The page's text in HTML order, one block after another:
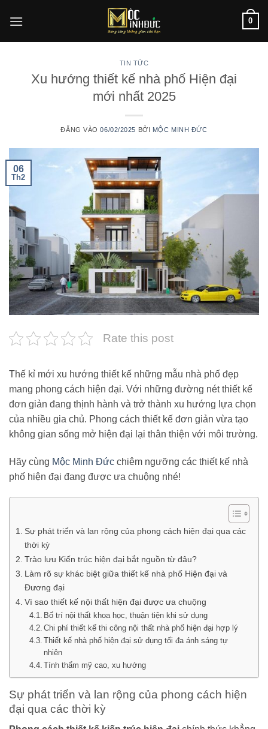
qua
0
TIN TỨC
Xu hướng thiết kế nhà phố Hiện đại
mới nhất 2025
ĐĂNG VÀO06/02/2025 BỞI MỘC MINH ĐỨC
06
Th2
Rate this post
Thế kỉ mới xu hướng thiết kế những mẫu nhà phố đẹp
mang phong cách hiện đại. Với những đường nét thiết kế
đơn giản đang thịnh hành và trở thành xu hướng lựa chọn
của nhiều gia chủ. Phong cách thiết kế đơn giản vừa tạo
không gian sống mở hiện đại lại thân thiện với môi trường.
Hãy cùng Mộc Minh Đức chiêm ngưỡng các thiết kế nhà
phố hiện đại đang được ưa chuộng nhé!
Sự phát triển và lan rộng của phong cách hiện đại qua các
thời kỳ
Trào lưu Kiến trúc hiện đại bắt nguồn từ đâu?
Làm rõ sự khác biệt giữa thiết kế nhà phố Hiện đại và
Đương đại
Vì sao thiết kế nội thất hiện đại được ưa chuộng
Bố trí nội thất khoa học, thuận tiện khi sử dụng
Chi phí thiết kế thi công nội thất nhà phố hiện đại hợp lý
Thiết kế nhà phố hiện đại sử dụng tối đa ánh sáng tự
nhiên
Tính thẩm mỹ cao, xu hướng
Sự phát triển và lan rộng của phong cách hiện
đại qua các thời kỳ